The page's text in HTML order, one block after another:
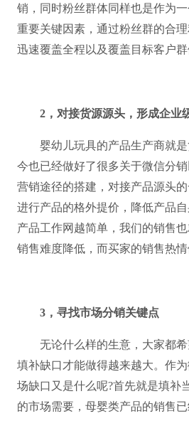
销，同时粉丝群体同样也是作为
重要关键因素，通过粉丝群的合
迅速覆盖全程以及覆盖目标客户群
2，对接货源源头，形成企业
婴幼儿玩具的产品生产商就是
今也已经做好了很多关于微信分
营销途径的搭建，对接产品源头
进行产品的格外提价，降低产品
产品工作网越简单，我们的销售
销售难度降低，而买家的销售热情
3，寻找市场分销关键点
无论什么样的生意，大家都希
填补缺口才能做得越来越大。作
场缺口又是什么呢?首先就是填补
的市场需要，母婴类产品的销售已